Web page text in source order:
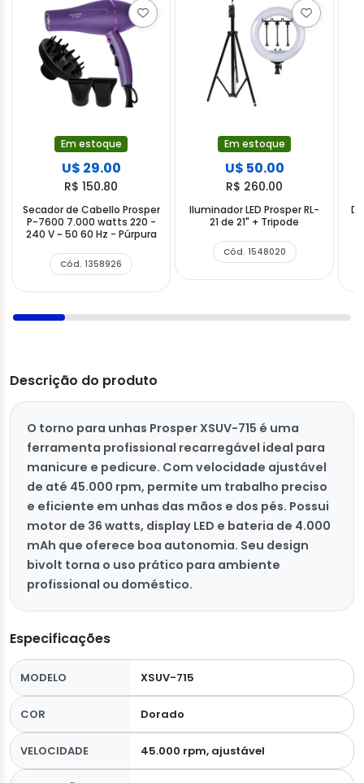
Em estoque
U$ 29.00
R$ 150.80
Secador de Cabello Prosper
P-7600 7.000 watts 220 -
240 V ~ 50 60 Hz - Púrpura
Cód. 1358926
Em estoque
U$ 50.00
R$ 260.00
Iluminador LED Prosper RL-
21 de 21" + Tripode
Cód. 1548020
Descrição do produto
O torno para unhas Prosper XSUV-715 é uma
ferramenta profissional recarregável ideal para
manicure e pedicure. Com velocidade ajustável
de até 45.000 rpm, permite um trabalho preciso
e eficiente em unhas das mãos e dos pés. Possui
motor de 36 watts, display LED e bateria de 4.000
mAh que oferece boa autonomia. Seu design
bivolt torna o uso prático para ambiente
profissional ou doméstico.
Especificações
MODELO XSUV-715
COR Dorado
VELOCIDADE 45.000 rpm, ajustável